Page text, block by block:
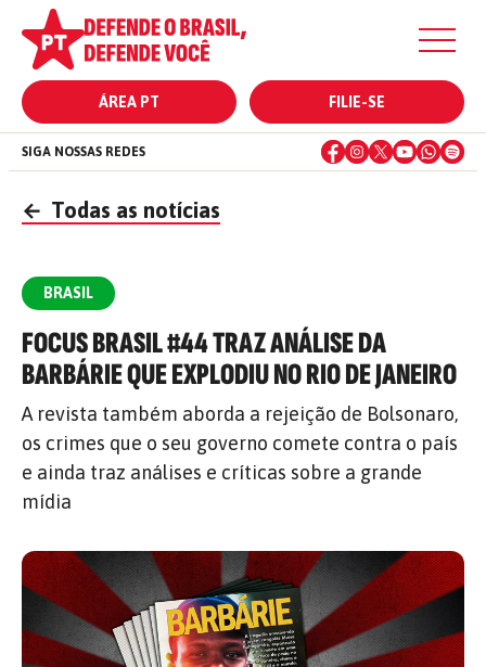
ÁREA PT FILIE-SE
SIGA NOSSAS REDES
← Todas as notícias
BRASIL
FOCUS BRASIL #44 TRAZ ANÁLISE DA
BARBÁRIE QUE EXPLODIU NO RIO DE JANEIRO
A revista também aborda a rejeição de Bolsonaro,
os crimes que o seu governo comete contra o país
e ainda traz análises e críticas sobre a grande
mídia